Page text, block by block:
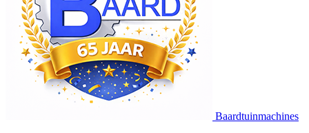
Baardtuinmachines